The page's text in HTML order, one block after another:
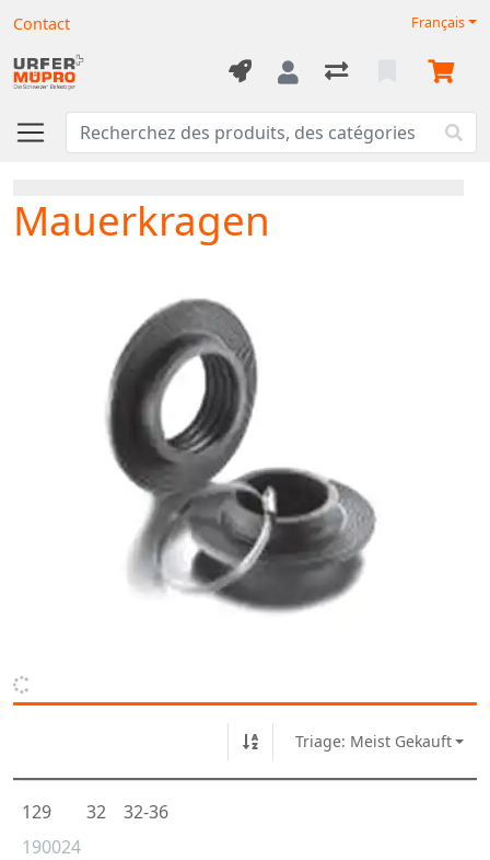
Contact Français
Mauerkragen
Triage: Meist Gekauft
190024
129 32 32-36